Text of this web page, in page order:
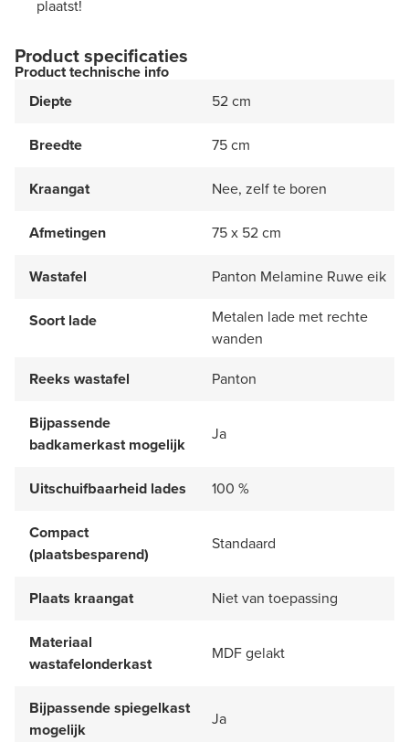
plaatst!
Product specificaties
Product technische info
Diepte
52 cm
Breedte 75 cm
Kraangat Nee, zelf te boren
Afmetingen 75 x 52 cm
Wastafel Panton Melamine Ruwe eik
Soort lade
Metalen lade met rechte
wanden
Reeks wastafel
Panton
Bijpassende
badkamerkast mogelijk
Ja
Uitschuifbaarheid lades 100 %
Compact
(plaatsbesparend)
Standaard
Plaats kraangat Niet van toepassing
Materiaal
wastafelonderkast
MDF gelakt
Bijpassende spiegelkast
mogelijk
Ja